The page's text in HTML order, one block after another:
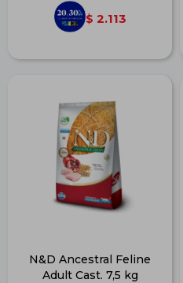
$ 2.113
N&D Ancestral Feline
Adult Cast. 7,5 kg